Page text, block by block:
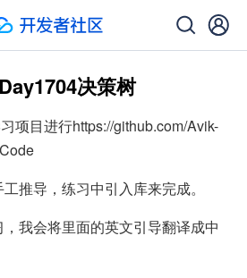
决策树
项目进行https://github.com/Avik-
推导，练习中引入库来完成。
我会将里面的英文引导翻译成中